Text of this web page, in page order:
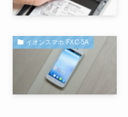
イオンスマホ FXC-5A